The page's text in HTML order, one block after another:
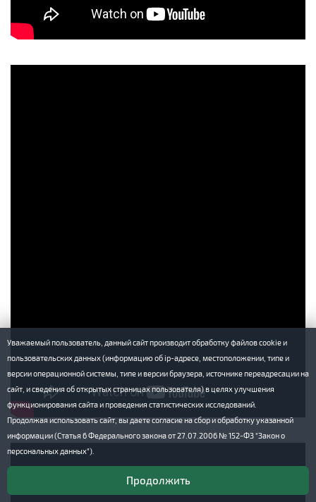
Уважаемый пользователь, данный сайт производит обработку файлов cookie и
пользовательских данных (информацию об ip-адресе, местоположении, типе и
версии операционной системы, типе и версии браузера, источнике переадресации на
сайт, и сведения об открытых страницах пользователя) в целях улучшения
функционирования сайта и проведения статистических исследований.
Продолжая использовать сайт, вы даете согласие на сбор и обработку указанной
информации (Статья 6 Федерального закона от 27.07.2006 № 152-ФЗ "Закон о
персональных данных").
Продолжить